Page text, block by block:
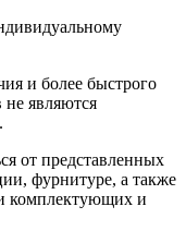
и более быстрого
не являются
от представленных
фурнитуре, а также
комплектующих и